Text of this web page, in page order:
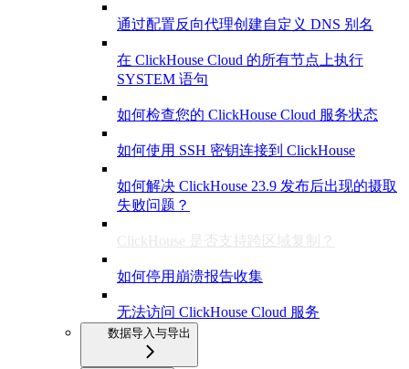
通过配置反向代理创建自定义 DNS 别名
在 ClickHouse Cloud 的所有节点上执行
SYSTEM 语句
如何检查您的 ClickHouse Cloud 服务状态
如何使用 SSH 密钥连接到 ClickHouse
如何解决 ClickHouse 23.9 发布后出现的摄取
失败问题？
ClickHouse 是否支持跨区域复制？
如何停用崩溃报告收集
无法访问 ClickHouse Cloud 服务
数据导入与导出